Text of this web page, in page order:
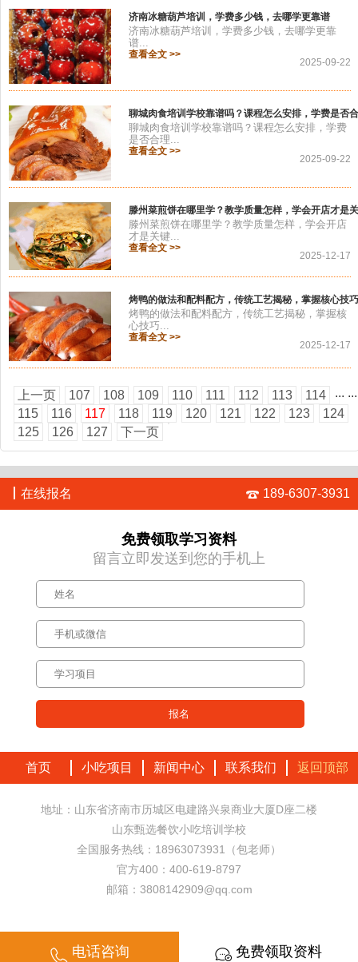
济南冰糖葫芦培训，学费多少钱，去哪学更靠谱
2025-09-22
济南冰糖葫芦培训，学费多少钱，去哪学更靠
谱...
查看全文 >>
聊城肉食培训学校靠谱吗？课程怎么安排，学费是否
2025-09-22
聊城肉食培训学校靠谱吗？课程怎么安排，学费
是否合理...
查看全文 >>
滕州菜煎饼在哪里学？教学质量怎样，学会开店才是
2025-12-17
滕州菜煎饼在哪里学？教学质量怎样，学会开店
才是关键...
查看全文 >>
烤鸭的做法和配料配方，传统工艺揭秘，掌握核心技巧
2025-12-17
烤鸭的做法和配料配方，传统工艺揭秘，掌握核
心技巧...
查看全文 >>
上一页 ...
107 108 109 110 111 112 113
114
115
116 117 118 119 120 121 122 123
124
125
126 127
...
下一页
在线报名 189-6307-3931
免费领取学习资料
留言立即发送到您的手机上
首页 小吃项目 新闻中心 联系我们 返回顶部
地址：山东省济南市历城区电建路兴泉商业大厦D座二楼
山东甄选餐饮小吃培训学校
全国服务热线：18963073931（包老师）
官方400：400-619-8797
邮箱：3808142909@qq.com
电话咨询 免费领取资料